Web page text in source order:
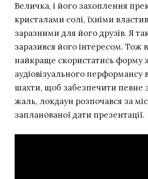
Величка, і його захоплення
кристалами солі, їхніми
заразними для його друзів. Я
заразився його інтересом. Тож
найкраще скористатись форму
аудіовізуального перформансу
шахти, щоб забезпечити певне
жаль, локдаун розпочався за
запланованої дати презентації.